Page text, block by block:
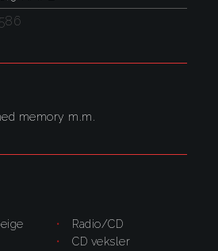
586
memory m.m.
radio/CD
CD veksler